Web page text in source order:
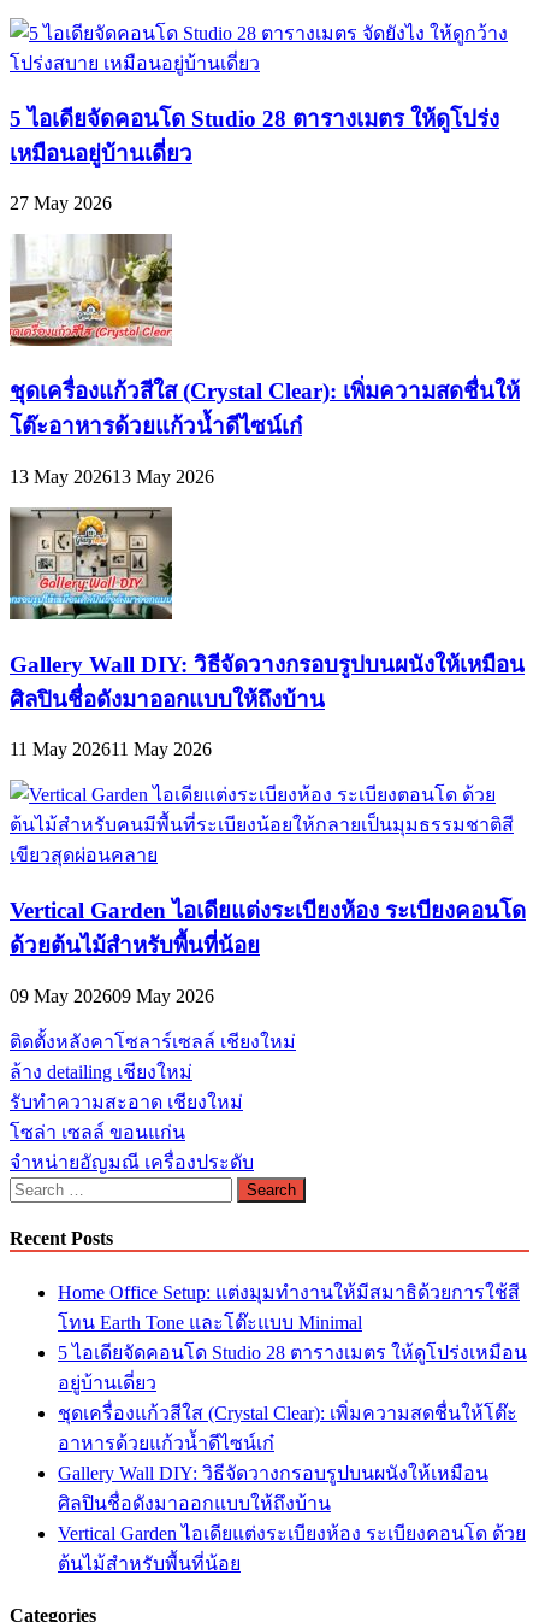
5 ไอเดียจัดคอนโด Studio 28 ตารางเมตร ให้ดูโปร่ง
เหมือนอยู่บ้านเดี่ยว
27 May 2026
ชุดเครื่องแก้วสีใส (Crystal Clear): เพิ่มความสดชื่นให้
โต๊ะอาหารด้วยแก้วน้ำดีไซน์เก๋
13 May 202613 May 2026
Gallery Wall DIY: วิธีจัดวางกรอบรูปบนผนังให้เหมือน
ศิลปินชื่อดังมาออกแบบให้ถึงบ้าน
11 May 202611 May 2026
Vertical Garden ไอเดียแต่งระเบียงห้อง ระเบียงคอนโด
ด้วยต้นไม้สำหรับพื้นที่น้อย
09 May 202609 May 2026
ติดตั้งหลังคาโซลาร์เซลล์ เชียงใหม่
ล้าง detailing เชียงใหม่
รับทำความสะอาด เชียงใหม่
โซล่า เซลล์ ขอนแก่น
จำหน่ายอัญมณี เครื่องประดับ
Search
for:
Recent Posts
Home Office Setup: แต่งมุมทำงานให้มีสมาธิด้วยการใช้สี
โทน Earth Tone และโต๊ะแบบ Minimal
5 ไอเดียจัดคอนโด Studio 28 ตารางเมตร ให้ดูโปร่งเหมือน
อยู่บ้านเดี่ยว
ชุดเครื่องแก้วสีใส (Crystal Clear): เพิ่มความสดชื่นให้โต๊ะ
อาหารด้วยแก้วน้ำดีไซน์เก๋
Gallery Wall DIY: วิธีจัดวางกรอบรูปบนผนังให้เหมือน
ศิลปินชื่อดังมาออกแบบให้ถึงบ้าน
Vertical Garden ไอเดียแต่งระเบียงห้อง ระเบียงคอนโด ด้วย
ต้นไม้สำหรับพื้นที่น้อย
Categories